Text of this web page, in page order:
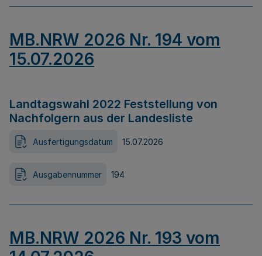
MB.NRW 2026 Nr. 194 vom
15.07.2026
Landtagswahl 2022 Feststellung von
Nachfolgern aus der Landesliste
Ausfertigungsdatum 15.07.2026
Ausgabennummer 194
MB.NRW 2026 Nr. 193 vom